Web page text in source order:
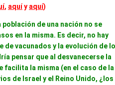
, aquíy aquí)
de una nación no se
en la misma. Es decir, no hay
de vacunados y la evolución de
pensar que al desvanecerse la
facilita la misma (en el caso de la
de Israel y el Reino Unido, ¿los